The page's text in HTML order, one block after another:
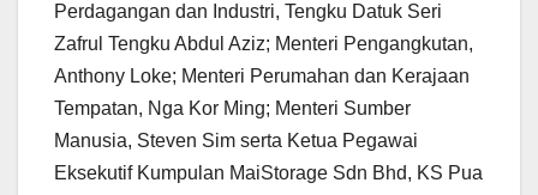
Perdagangan dan Industri, Tengku Datuk Seri
Zafrul Tengku Abdul Aziz; Menteri Pengangkutan,
Anthony Loke; Menteri Perumahan dan Kerajaan
Tempatan, Nga Kor Ming; Menteri Sumber
Manusia, Steven Sim serta Ketua Pegawai
Eksekutif Kumpulan MaiStorage Sdn Bhd, KS Pua